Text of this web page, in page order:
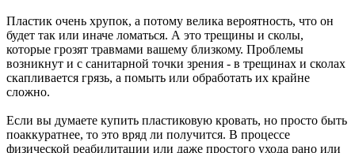
Пластик очень хрупок, а потому велика вероятность, что он
будет так или иначе ломаться. А это трещины и сколы,
которые грозят травмами вашему близкому. Проблемы
возникнут и с санитарной точки зрения - в трещинах и сколах
скапливается грязь, а помыть или обработать их крайне
сложно.
Если вы думаете купить пластиковую кровать, но просто быть
поаккуратнее, то это вряд ли получится. В процессе
физической реабилитации или даже простого ухода рано или